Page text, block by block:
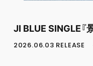
WEB RADIO
J-Clip
JI BLUE SINGLE『
2026.06.03 RELEASE